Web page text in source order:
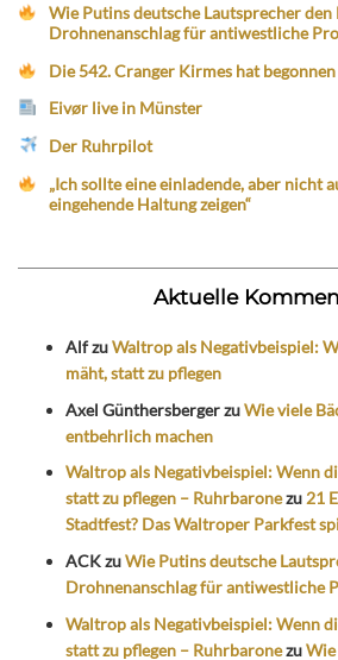
Wie Putins deutsche Lautsprecher den
Drohnenanschlag für antiwestliche
Die 542. Cranger Kirmes hat begonnen
Eivør live in Münster
Der Ruhrpilot
„Ich sollte eine einladende, aber nicht
eingehende Haltung zeigen“
Aktuelle
AlfzuWaltrop als Negativbeispiel:
mäht, statt zu pflegen
Axel GünthersbergerzuWie viele
entbehrlich machen
Waltrop als Negativbeispiel: Wenn
statt zu pflegen – Ruhrbaronezu21
Stadtfest? Das Waltroper Parkfest
ACKzuWie Putins deutsche
Drohnenanschlag für antiwestliche
Waltrop als Negativbeispiel: Wenn
statt zu pflegen – RuhrbaronezuWie